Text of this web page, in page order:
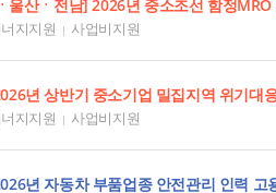
지지원 사업비지원
지지원 사업비지원